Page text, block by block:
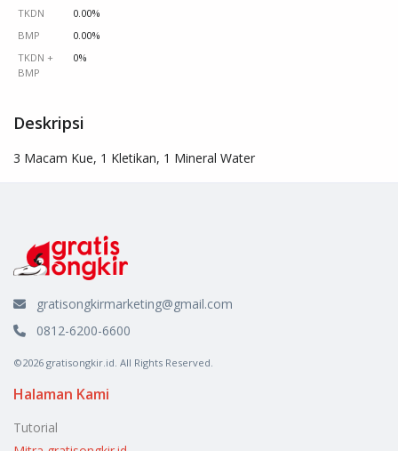
TKDN
0.00%
BMP
0.00%
TKDN +
BMP
0%
Deskripsi
3 Macam Kue, 1 Kletikan, 1 Mineral Water
gratisongkirmarketing@gmail.com
0812-6200-6600
©2026 gratisongkir.id. All Rights Reserved.
Halaman Kami
Tutorial